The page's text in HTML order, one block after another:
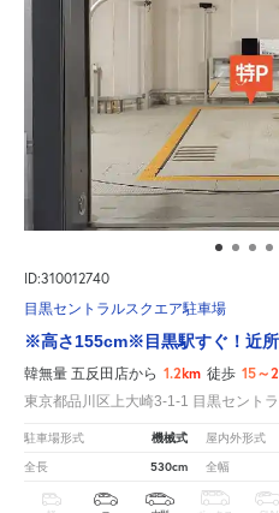
ID:310012740
目黒セントラルスクエア駐車場
※高さ155cm※目黒駅すぐ！近所
韓無量 五反田店から 1.2km 徒歩 15～
東京都品川区上大崎3-1-1 目黒セント
駐車場形式 機械式 屋内外形式
全長 530cm 全幅